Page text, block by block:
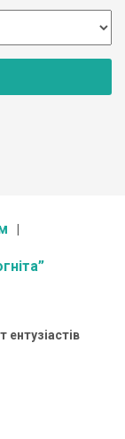
ентузіастів